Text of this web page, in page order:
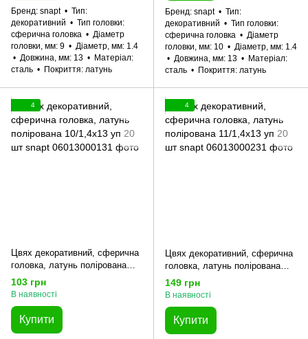
Бренд snapt
Тип
декоративний
Тип головки
сферична головка
Діаметр
головки, мм 9 Діаметр, мм 1.4
Довжина, мм 13
Матеріал
сталь
Покриття латунь
Бренд snapt
Тип
декоративний
Тип головки
сферична головка
Діаметр
головки, мм 10 Діаметр, мм 1.4
Довжина, мм 13
Матеріал
сталь
Покриття латунь
4
Цвях декоративний, сферична
головка, латунь полірована
10/1,4x13 уп 20 шт snapt
103 грн
В наявності
Купити
4
Цвях декоративний, сферична
головка, латунь полірована
11/1,4x13 уп 20 шт snapt
149 грн
В наявності
Купити